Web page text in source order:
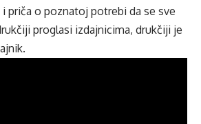
i priča o poznatoj potrebi da se sve
proglasi izdajnicima, drukčiji je